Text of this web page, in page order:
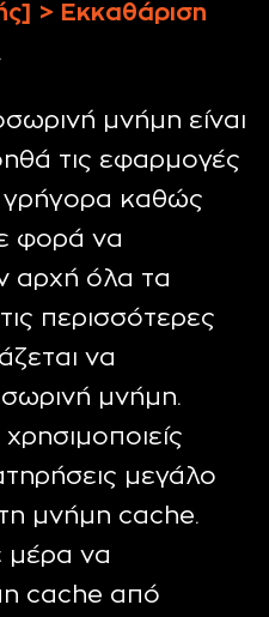
> Εκκαθάριση
μνήμη είναι
τις εφαρμογές
γρήγορα καθώς
φορά να
αρχή όλα τα
περισσότερες
να
μνήμη.
μεγάλο
μνήμη cache.
μέρα να
cache από